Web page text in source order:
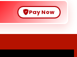
Pay Now